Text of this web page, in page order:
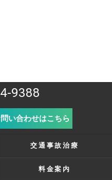
9388
い合わせはこちら
交通事故治療
料金案内